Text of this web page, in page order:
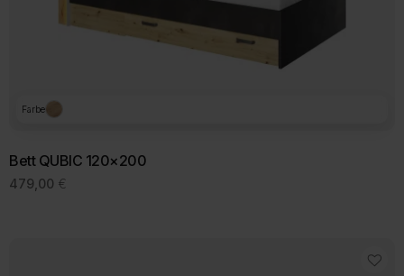
Farbe
Bett QUBIC 120×200
479,00 €